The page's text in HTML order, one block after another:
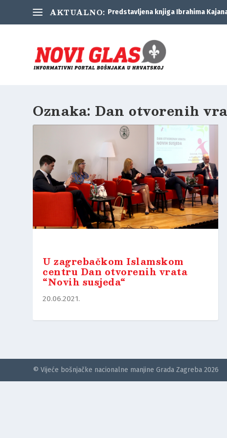
AKTUALNO: Predstavljena knjiga Ibrahima
Oznaka: Dan otvorenih
U zagrebačkom Islamskom
centru Dan otvorenih vrata
“Novih susjeda“
20.06.2021.
© Vijeće bošnjačke nacionalne manjine Grada Zagreba 2026